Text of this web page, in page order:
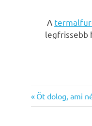
A
legfrissebb
Previous
Post:
Öt dolog, ami